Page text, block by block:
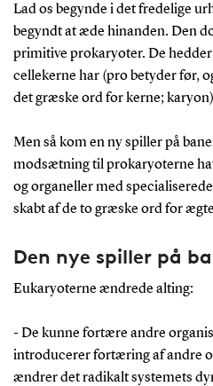
Lad os begynde i det fredelige
begyndt at æde hinanden. Den
primitive prokaryoter. De
cellekerne har (pro betyder før,
det græske ord for kerne;
Men så kom en ny spiller på
modsætning til prokaryoterne
og organeller med
skabt af de to græske ord for
Den nye spiller på
Eukaryoterne ændrede alting:
- De kunne fortære andre
introducerer fortæring af andre
ændrer det radikalt systemets